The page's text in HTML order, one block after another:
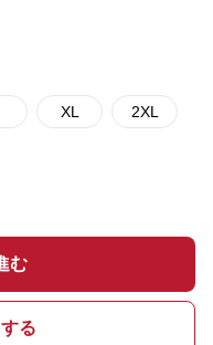
XL 2XL
む
る